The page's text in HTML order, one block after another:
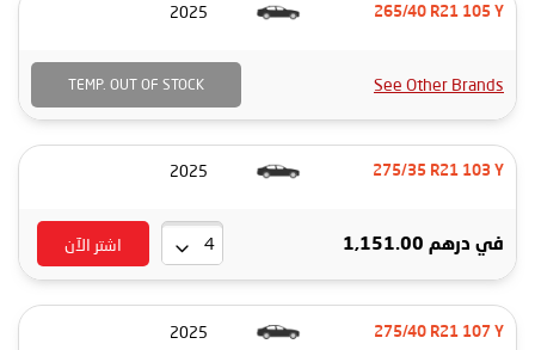
265/40 R21 105 Y
2025
See Other Brands
TEMP. OUT OF STOCK
275/35 R21 103 Y
2025
في درهم 1,151.00 اشتر الآن
275/40 R21 107 Y
2025